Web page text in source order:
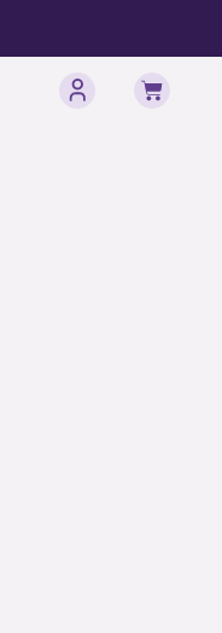
Panier